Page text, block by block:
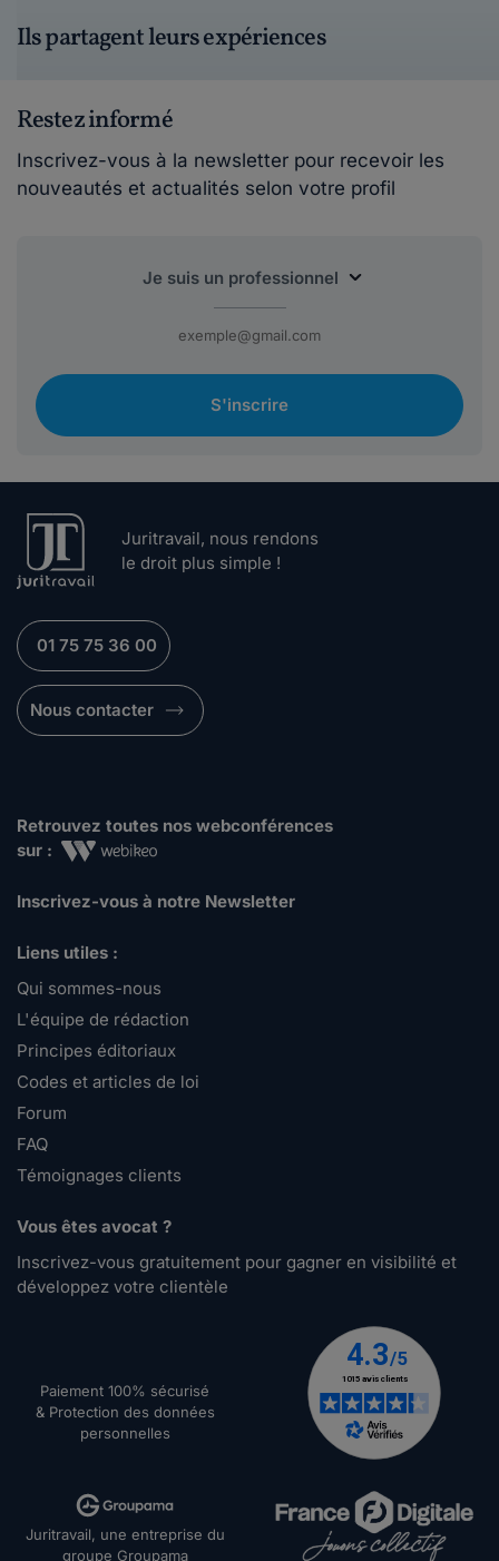
Ils partagent leurs expériences
Restez informé
Inscrivez-vous à la newsletter pour recevoir les
nouveautés et actualités selon votre profil
S'inscrire
Juritravail, nous rendons
le droit plus simple !
01 75 75 36 00
Nous contacter
Retrouvez toutes nos webconférences
sur :
Inscrivez-vous à notre Newsletter
Liens utiles :
Qui sommes-nous
L'équipe de rédaction
Principes éditoriaux
Codes et articles de loi
Forum
FAQ
Témoignages clients
Vous êtes avocat ?
Inscrivez-vous gratuitement pour gagner en visibilité et
développez votre clientèle
Paiement 100% sécurisé
& Protection des données
personnelles
Juritravail, une entreprise du
groupe Groupama